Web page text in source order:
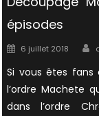
épisodes
Posted
6 juillet 2018
Si vous êtes fans
l‘ordre Machete
dans l’ordre